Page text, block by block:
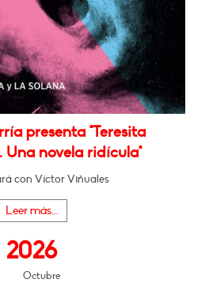
presenta "Teresita
Una novela ridícula"
con Víctor Viñuales
Leer más...
2026
Octubre